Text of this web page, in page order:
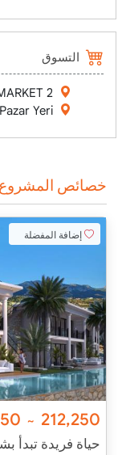
التسوق
2
Yeri
خصائص المشروع
إضافة المفضلة
212,250
~